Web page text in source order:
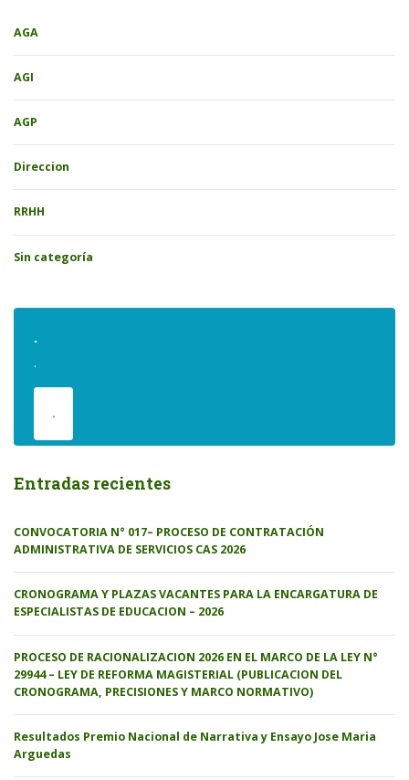
AGA
AGI
AGP
Direccion
RRHH
Sin categoría
.
.
.
Entradas recientes
CONVOCATORIA N° 017– PROCESO DE CONTRATACIÓN
ADMINISTRATIVA DE SERVICIOS CAS 2026
CRONOGRAMA Y PLAZAS VACANTES PARA LA ENCARGATURA DE
ESPECIALISTAS DE EDUCACION – 2026
PROCESO DE RACIONALIZACION 2026 EN EL MARCO DE LA LEY N°
29944 – LEY DE REFORMA MAGISTERIAL (PUBLICACION DEL
CRONOGRAMA, PRECISIONES Y MARCO NORMATIVO)
Resultados Premio Nacional de Narrativa y Ensayo Jose Maria
Arguedas